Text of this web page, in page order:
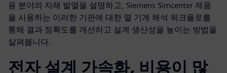
용 분야의 자체 발열을 설명하고, Siemens Simcenter 제품
을 사용하는 이러한 기판에 대한 열 기계 해석 워크플로를
통해 결과 정확도를 개선하고 설계 생산성을 높이는 방법을
살펴봅니다.
전자 설계 가속화, 비용이 많